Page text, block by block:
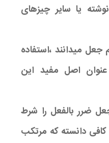
یا سایر چیزهای
میدانند ،استفاده
عنوان اصل مفید این
ضرر بالفعل را شرط
کافی دانسته که مرتکب